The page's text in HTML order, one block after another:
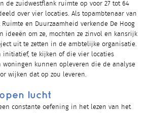
de zuidwestflank ruimte op voor 27 tot 64
over vier locaties. Als topambtenaar van
en Duurzaamheid verkende De Hoog
ideeën om ze, mochten ze zinvol en kansrijk
uit te zetten in de ambtelijke organisatie.
initiatief, te kijken of die vier locaties
kunnen opleveren die de analyse
wijken dat op zou leveren.
lucht
constante oefening in het lezen van het